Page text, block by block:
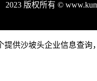
2023 版权所有 ©
提供沙坡头企业信息查